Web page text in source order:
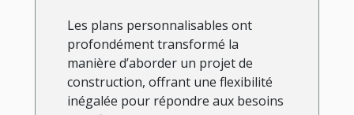
Les plans personnalisables ont
profondément transformé la
manière d’aborder un projet de
construction, offrant une flexibilité
inégalée pour répondre aux besoins